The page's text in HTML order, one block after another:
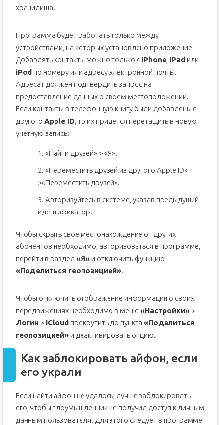
хранилища.
Программа будет работать только между
устройствами, на которых установлено приложение.
Добавлять контакты можно только с iPhone, iPadили
iPodпо номеру или адресу электронной почты.
Адресат должен подтвердить запрос на
предоставление данных о своем местоположении.
Если контакты в телефонную книгу были добавлены с
другого Apple ID , то их придется перетащить в новую
учетную запись:
1. «Найти друзей» > «Я».
2. «Переместить друзей из другого Apple ID»
>«Переместить друзей».
3. Авторизуйтесь в системе, указав предыдущий
идентификатор.
Чтобы скрыть свое местонахождение от других
абонентов необходимо, авторизоваться в программе,
перейти в раздел «Я»и отключить функцию
«Поделиться геопозицией».
Чтобы отключить отображение информации о своих
передвижениях необходимо в меню «Настройки»>
Логин > iCloudпрокрутить до пункта «Поделиться
геопозицией»и деактивировать опцию.
Как заблокировать айфон, если
его украли
Если найти айфон не удалось, лучше заблокировать
его, чтобы злоумышленник не получил доступ к личным
данным пользователя. Для этого следует в программе